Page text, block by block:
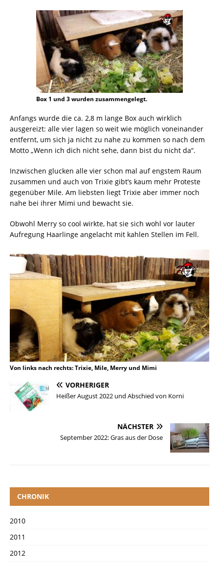
Box 1 und 3 wurden zusammengelegt.
Anfangs wurde die ca. 2,8 m lange Box auch wirklich
ausgereizt: alle vier lagen so weit wie möglich voneinander
entfernt, um sich ja nicht zu nahe zu kommen so nach dem
Motto „Wenn ich dich nicht sehe, dann bist du nicht da“.
Inzwischen glucken alle vier schon mal auf engstem Raum
zusammen und auch von Trixie gibt’s kaum mehr Proteste
gegenüber Mile. Am liebsten liegt Trixie aber immer noch
nahe bei ihrer Mimi und bewacht sie.
Obwohl Merry so cool wirkte, hat sie sich wohl vor lauter
Aufregung Haarlinge angelacht mit kahlen Stellen im Fell.
Von links nach rechts: Trixie, Mile, Merry und Mimi
VORHERIGER
Heißer August 2022 und Abschied von Korni
NÄCHSTER
September 2022: Gras aus der Dose
CHRONIK
2010
2011
2012